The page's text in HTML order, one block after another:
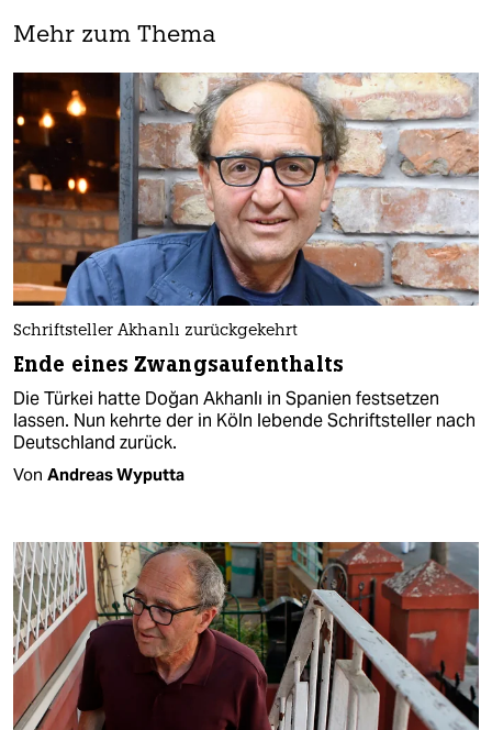
Mehr zum Thema
Schriftsteller Akhanlı zurückgekehrt
Ende eines Zwangsaufenthalts
Die Türkei hatte Doğan Akhanlı in Spanien festsetzen
lassen. Nun kehrte der in Köln lebende Schriftsteller nach
Deutschland zurück.
Von Andreas Wyputta